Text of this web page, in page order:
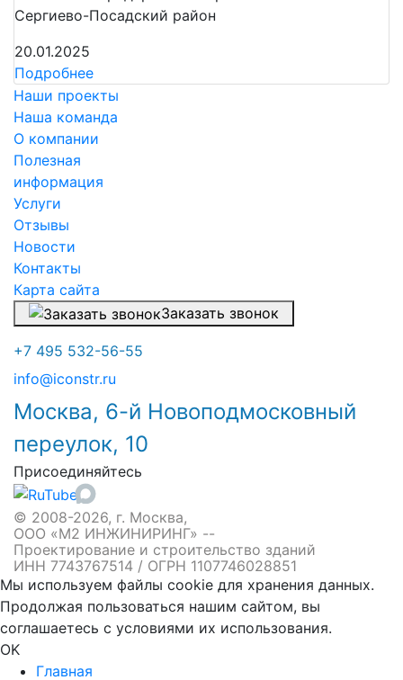
Сергиево-Посадский район
20.01.2025
Подробнее
Наши проекты
Наша команда
О компании
Полезная
информация
Услуги
Отзывы
Новости
Контакты
Карта сайта
Заказать звонок
+7 495 532-56-55
info@iconstr.ru
Москва, 6-й Новоподмосковный
переулок, 10
Присоединяйтесь
© 2008-2026, г. Москва,
ООО «М2 ИНЖИНИРИНГ» --
Проектирование и строительство зданий
ИНН 7743767514 / ОГРН 1107746028851
Мы используем файлы cookie для хранения данных.
Продолжая пользоваться нашим сайтом, вы
соглашаетесь с условиями их использования.
OK
Главная